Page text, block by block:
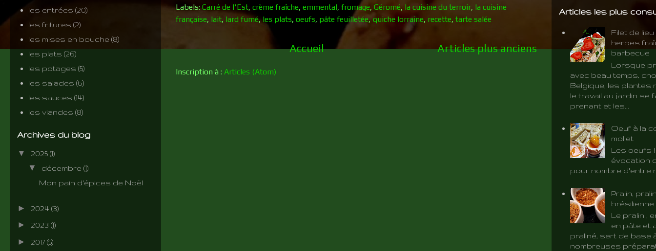
Labels:Carré de l'Est, crème fraîche, emmental, fromage, Géromé, la cuisine du terroir, la cuisine
française, lait, lard fumé,les plats, oeufs, pâte feuilletée, quiche lorraine, recette, tarte salée
Articles plus anciens
Accueil
Inscription à : Articles (Atom)
les entrées (20)
les fritures (2)
les mises en bouche (8)
les plats (26)
les potages (5)
les salades (6)
les sauces (14)
les viandes (8)
Archives du blog
▼ 2025 (1)
▼ décembre (1)
Mon pain d'épices de Noël
► 2024 (3)
► 2023 (1)
► 2017 (5)
Articles les plus
Filet de
herbes
barbecue
Lorsque
avec beau temps,
Belgique, les plantes
le travail au jardin se
prenant et les...
Oeuf à la
mollet
Les oeufs
évocation
pour nombre d'entre
Pralin,
brésilienne
Le pralin ,
en pâte et
praliné, sert de base
nombreuses